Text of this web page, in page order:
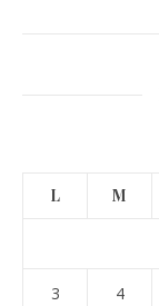
L M
3 4